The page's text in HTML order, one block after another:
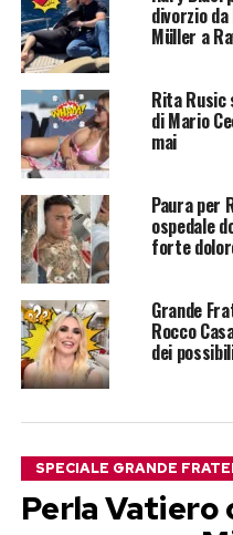
divorzio
Müller a
Rita
di Mario
mai
Paura per
ospedale
forte
Grande
Rocco
dei
SPECIALE GRANDE
Perla Vatiero